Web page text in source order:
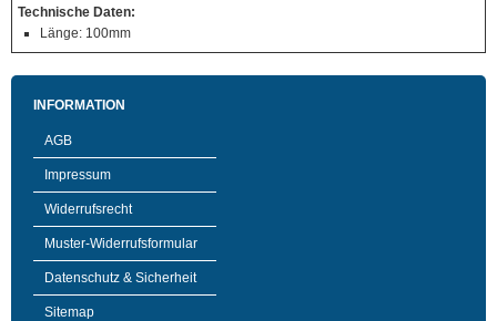
Technische Daten:
Länge: 100mm
INFORMATION
AGB
Impressum
Widerrufsrecht
Muster-Widerrufsformular
Datenschutz & Sicherheit
Sitemap